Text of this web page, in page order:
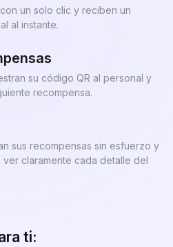
un solo clic y reciben un
al instante.
su código QR al personal y
recompensa.
sus recompensas sin esfuerzo y
claramente cada detalle del
ti: